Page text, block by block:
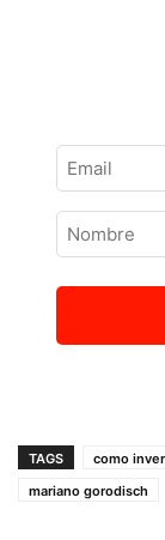
TAGS como
mariano gorodisch